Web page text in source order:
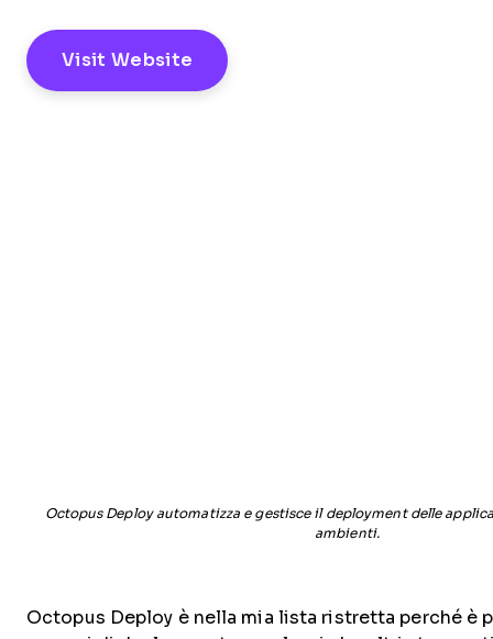
Visit Website
Octopus Deploy automatizza e gestisce il deployment delle
ambienti.
Octopus Deploy è nella mia lista ristretta perché è